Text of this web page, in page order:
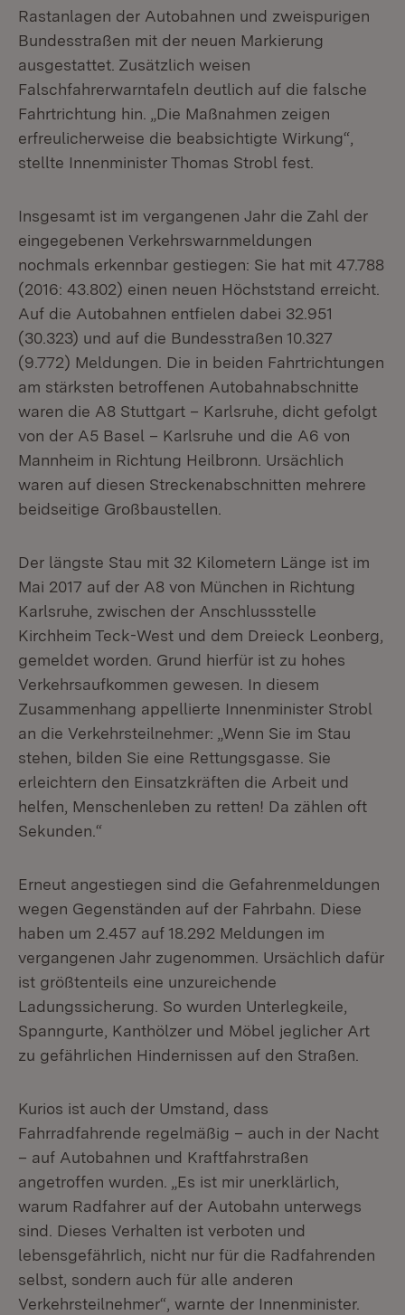
Rastanlagen der Autobahnen und zweispurigen
Bundesstraßen mit der neuen Markierung
ausgestattet. Zusätzlich weisen
Falschfahrerwarntafeln deutlich auf die falsche
Fahrtrichtung hin. „Die Maßnahmen zeigen
erfreulicherweise die beabsichtigte Wirkung“,
stellte Innenminister Thomas Strobl fest.
Insgesamt ist im vergangenen Jahr die Zahl der
eingegebenen Verkehrswarnmeldungen
nochmals erkennbar gestiegen: Sie hat mit 47.788
(2016: 43.802) einen neuen Höchststand erreicht.
Auf die Autobahnen entfielen dabei 32.951
(30.323) und auf die Bundesstraßen 10.327
(9.772) Meldungen. Die in beiden Fahrtrichtungen
am stärksten betroffenen Autobahnabschnitte
waren die A8 Stuttgart – Karlsruhe, dicht gefolgt
von der A5 Basel – Karlsruhe und die A6 von
Mannheim in Richtung Heilbronn. Ursächlich
waren auf diesen Streckenabschnitten mehrere
beidseitige Großbaustellen.
Der längste Stau mit 32 Kilometern Länge ist im
Mai 2017 auf der A8 von München in Richtung
Karlsruhe, zwischen der Anschlussstelle
Kirchheim Teck-West und dem Dreieck Leonberg,
gemeldet worden. Grund hierfür ist zu hohes
Verkehrsaufkommen gewesen. In diesem
Zusammenhang appellierte Innenminister Strobl
an die Verkehrsteilnehmer: „Wenn Sie im Stau
stehen, bilden Sie eine Rettungsgasse. Sie
erleichtern den Einsatzkräften die Arbeit und
helfen, Menschenleben zu retten! Da zählen oft
Sekunden.“
Erneut angestiegen sind die Gefahrenmeldungen
wegen Gegenständen auf der Fahrbahn. Diese
haben um 2.457 auf 18.292 Meldungen im
vergangenen Jahr zugenommen. Ursächlich dafür
ist größtenteils eine unzureichende
Ladungssicherung. So wurden Unterlegkeile,
Spanngurte, Kanthölzer und Möbel jeglicher Art
zu gefährlichen Hindernissen auf den Straßen.
Kurios ist auch der Umstand, dass
Fahrradfahrende regelmäßig – auch in der Nacht
– auf Autobahnen und Kraftfahrstraßen
angetroffen wurden. „Es ist mir unerklärlich,
warum Radfahrer auf der Autobahn unterwegs
sind. Dieses Verhalten ist verboten und
lebensgefährlich, nicht nur für die Radfahrenden
selbst, sondern auch für alle anderen
Verkehrsteilnehmer“, warnte der Innenminister.